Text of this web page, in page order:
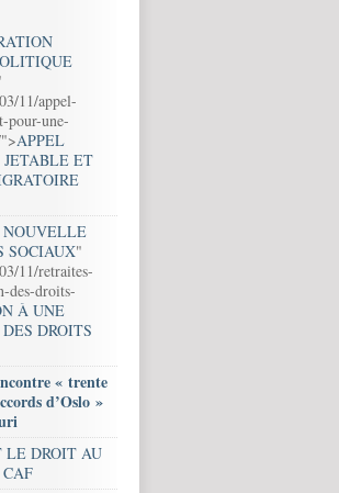
11/appel-
pour-une-
APPEL
ET
SOCIAUX"
11/retraites-
des-droits-
À UNE
DROITS
« trente
d’Oslo »
LE DROIT AU
CAF